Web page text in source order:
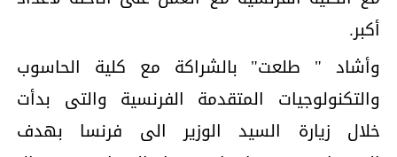
أكبر.
وأشاد " طلعت" بالشراكة مع كلية الحاسوب
والتكنولوجيات المتقدمة الفرنسية والتى بدأت
خلال زيارة السيد الوزير الى فرنسا بهدف